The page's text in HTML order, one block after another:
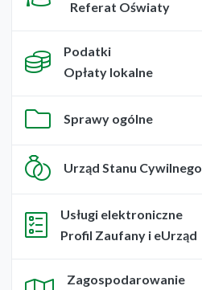
Referat Oświaty
Podatki
Opłaty lokalne
Sprawy ogólne
Urząd Stanu Cywilnego
Usługi elektroniczne
Profil Zaufany i eUrząd
Zagospodarowanie